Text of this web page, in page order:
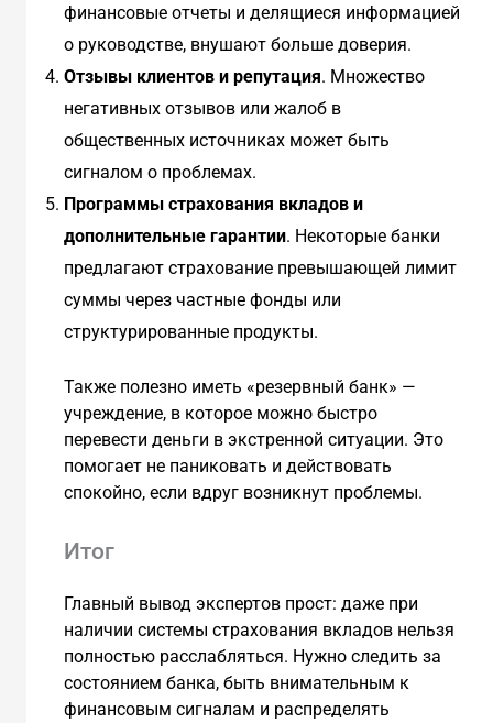
финансовые отчеты и делящиеся информацией
о руководстве, внушают больше доверия.
Отзывы клиентов и репутация. Множество
негативных отзывов или жалоб в
общественных источниках может быть
сигналом о проблемах.
Программы страхования вкладов и
дополнительные гарантии. Некоторые банки
предлагают страхование превышающей лимит
суммы через частные фонды или
структурированные продукты.
Также полезно иметь «резервный банк» —
учреждение, в которое можно быстро
перевести деньги в экстренной ситуации. Это
помогает не паниковать и действовать
спокойно, если вдруг возникнут проблемы.
Итог
Главный вывод экспертов прост: даже при
наличии системы страхования вкладов нельзя
полностью расслабляться. Нужно следить за
состоянием банка, быть внимательным к
финансовым сигналам и распределять